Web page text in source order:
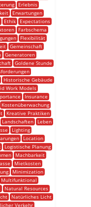
Erlebnis
Erwartungen
Ethik
Expectations
Farbschema
Flexibilität
Gemeinschaft
Generatoren
Goldene Stunde
Historische Gebäude
Work Models
Insurance
Kostenüberwachung
Kreative Praktiken
Landschaften
Leben
Lighting
Location
Logistische Planung
Machbarkeit
Mietkosten
Minimization
Multifunktional
Natural Resources
Natürliches Licht
Verkehr